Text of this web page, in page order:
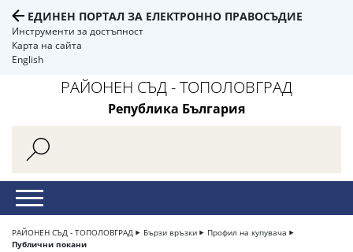
ЕДИНЕН ПОРТАЛ ЗА ЕЛЕКТРОННО ПРАВОСЪДИЕ
Инструменти за достъпност
Карта на сайта
English
РАЙОНЕН СЪД - ТОПОЛОВГРАД
Република България
РАЙОНЕН СЪД - ТОПОЛОВГРАД Бързи връзки
Профил на купувача
Публични покани